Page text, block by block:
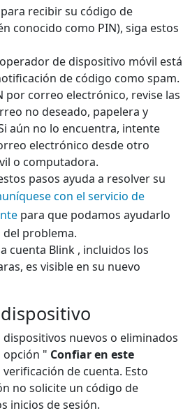
recibir su código de
conocido como PIN), siga estos
de dispositivo móvil está
de código como spam.
por correo electrónico, revise las
no deseado, papelera y
aún no lo encuentra, intente
electrónico desde otro
o computadora.
pasos ayuda a resolver su
con el servicio de
para que podamos ayudarlo
del problema.
cuenta Blink , incluidos los
es visible en su nuevo
dispositivos nuevos o eliminados
opción " Confiar en este
de cuenta. Esto
no solicite un código de
inicios de sesión.